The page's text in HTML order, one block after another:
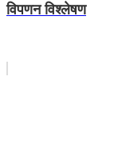
विपणन विश्लेषण